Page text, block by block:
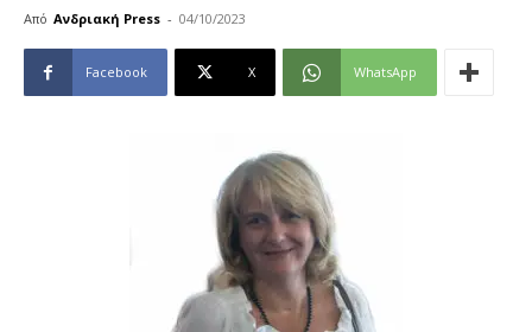
Από Ανδριακή Press - 04/10/2023
Facebook X WhatsApp